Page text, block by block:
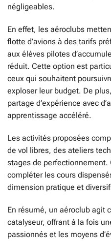
négligeables.
En effet, les aéroclubs
flotte d’avions à des tarifs
aux élèves pilotes
réduit. Cette option est
ceux qui souhaitent
exploser leur budget. De
partage d’expérience avec
apprentissage accéléré.
Les activités proposées
de vol libres, des ateliers
stages de perfectionnement.
compléter les cours
dimension pratique et
En résumé, un aéroclub agit
catalyseur, offrant à la fois
passionnés et les moyens